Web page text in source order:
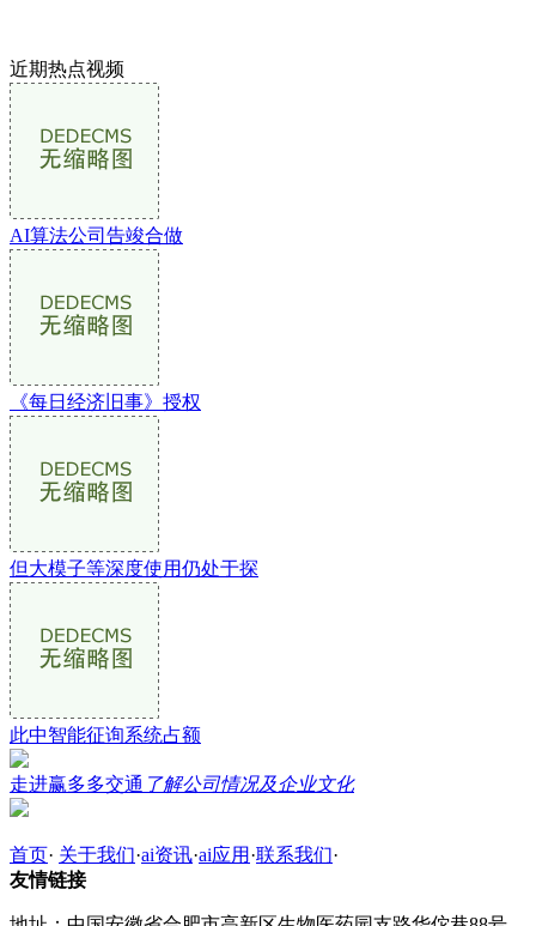
近期热点视频
AI算法公司告竣合做
《每日经济旧事》授权
但大模子等深度使用仍处于探
此中智能征询系统占额
走进赢多多交通 了解公司情况及企业文化
首页· 关于我们·ai资讯·ai应用 ·联系我们·
友情链接